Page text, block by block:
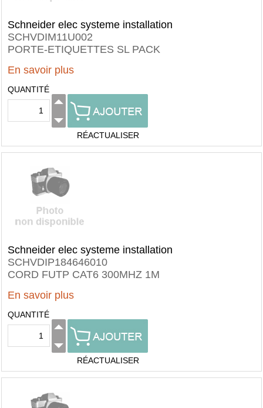
Schneider elec systeme installation
SCHVDIM11U002
PORTE-ETIQUETTES SL PACK
En savoir plus
QUANTITÉ
RÉACTUALISER
Schneider elec systeme installation
SCHVDIP184646010
CORD FUTP CAT6 300MHZ 1M
En savoir plus
QUANTITÉ
RÉACTUALISER